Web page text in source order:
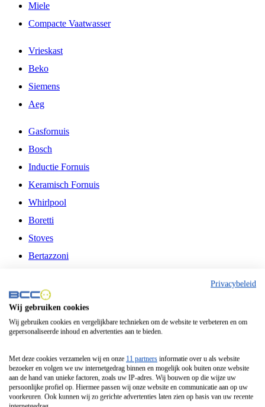
Miele
Compacte Vaatwasser
Vrieskast
Beko
Siemens
Aeg
Gasfornuis
Bosch
Inductie Fornuis
Keramisch Fornuis
Whirlpool
Boretti
Stoves
Bertazzoni
Fitelli
Airfryer
Frituurpan
Contactgrill
Broodbakmachine
Broodrooster
Privacybeleid
Wij gebruiken cookies
Wij gebruiken cookies en vergelijkbare technieken om de website te verbeteren en om
gepersonaliseerde inhoud en advertenties aan te bieden.
Met deze cookies verzamelen wij en onze 11 partners informatie over u als website
bezoeker en volgen we uw internetgedrag binnen en mogelijk ook buiten onze website
aan de hand van unieke factoren, zoals uw IP-adres. Wij bouwen op die wijze uw
persoonlijke profiel op. Hiermee passen wij onze website en communicatie aan op uw
voorkeuren. Ook kunnen wij zo gerichte advertenties laten zien op basis van uw recente